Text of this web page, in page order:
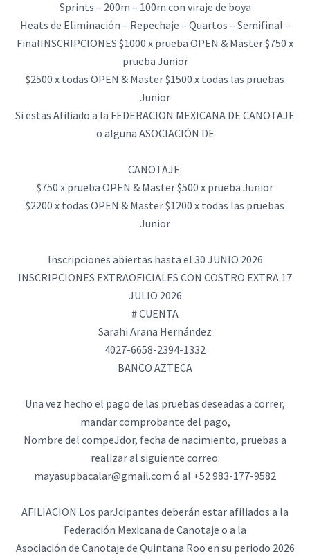
Sprints – 200m – 100m con viraje de boya
Heats de Eliminación – Repechaje – Quartos – Semifinal –
FinalINSCRIPCIONES $1000 x prueba OPEN & Master $750 x
prueba Junior
$2500 x todas OPEN & Master $1500 x todas las pruebas
Junior
Si estas Afiliado a la FEDERACION MEXICANA DE CANOTAJE
o alguna ASOCIACIÓN DE
CANOTAJE:
$750 x prueba OPEN & Master $500 x prueba Junior
$2200 x todas OPEN & Master $1200 x todas las pruebas
Junior
Inscripciones abiertas hasta el 30 JUNIO 2026
INSCRIPCIONES EXTRAOFICIALES CON COSTRO EXTRA 17
JULIO 2026
# CUENTA
Sarahi Arana Hernández
4027-6658-2394-1332
BANCO AZTECA
Una vez hecho el pago de las pruebas deseadas a correr,
mandar comprobante del pago,
Nombre del compeJdor, fecha de nacimiento, pruebas a
realizar al siguiente correo:
mayasupbacalar@gmail.com ó al +52 983-177-9582
AFILIACION Los parJcipantes deberán estar afiliados a la
Federación Mexicana de Canotaje o a la
Asociación de Canotaje de Quintana Roo en su periodo 2026